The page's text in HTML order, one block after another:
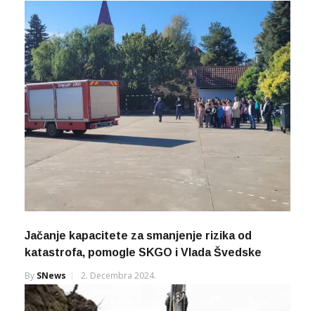
Jačanje kapacitete za smanjenje rizika od
katastrofa, pomogle SKGO i Vlada Švedske
By SNews 2. Decembra 2024.